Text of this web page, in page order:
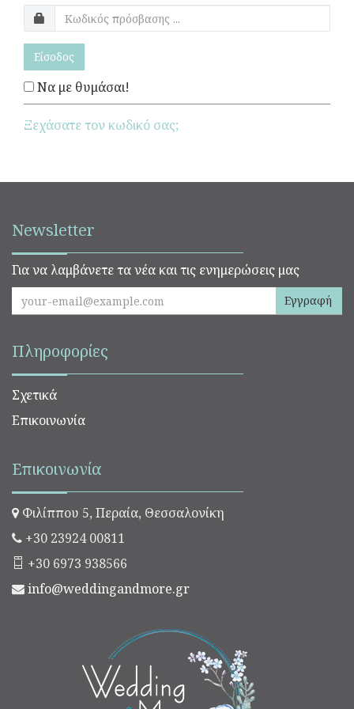
Είσοδος
Να με θυμάσαι!
Ξεχάσατε τον κωδικό σας;
Newsletter
Για να λαμβάνετε τα νέα και τις ενημερώσεις μας
Εγγραφή
Πληροφορίες
Σχετικά
Επικοινωνία
Επικοινωνία
Φιλίππου 5, Περαία, Θεσσαλονίκη
+30 23924 00811
+30 6973 938566
info@weddingandmore.gr